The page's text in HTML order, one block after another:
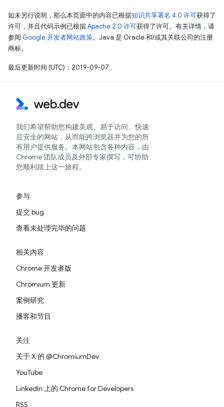
如未另行说明，那么本页面中的内容已根据知识共享署名 4.0 许可获得了
许可，并且代码示例已根据Apache 2.0 许可获得了许可。有关详情，请
参阅 Google 开发者网站政策。Java 是 Oracle 和/或其关联公司的注册
商标。
最后更新时间 (UTC)：2019-09-07。
我们希望帮助您构建美观、易于访问、快速
且安全的网站，从而能跨浏览器并为您的所
有用户提供服务。本网站包含各种内容，由
Chrome 团队成员及外部专家撰写，可协助
您顺利踏上这一旅程。
参与
提交 bug
查看未处理完毕的问题
相关内容
Chrome 开发者版
Chromium 更新
案例研究
播客和节目
关注
关于 X 的 @ChromiumDev
YouTube
LinkedIn 上的 Chrome for Developers
RSS